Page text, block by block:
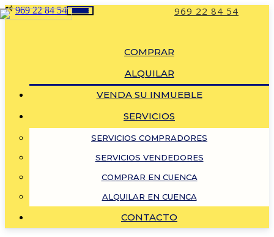
969 22 84 54
969 22 84 54
Toggle
COMPRAR
ALQUILAR
VENDA SU INMUEBLE
SERVICIOS
SERVICIOS COMPRADORES
SERVICIOS VENDEDORES
COMPRAR EN CUENCA
ALQUILAR EN CUENCA
CONTACTO